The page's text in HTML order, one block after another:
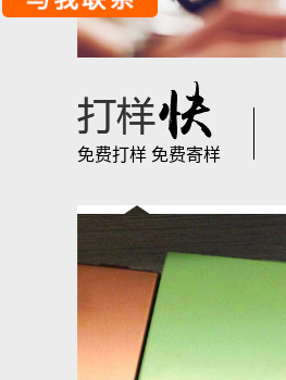
免费打样 免费寄样